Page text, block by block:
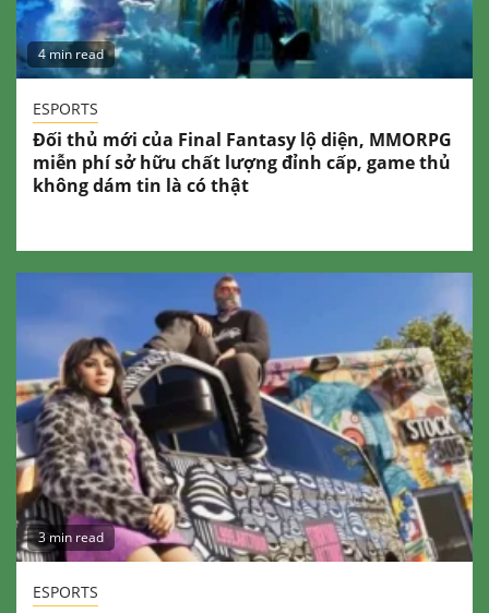
4 min read
ESPORTS
Đối thủ mới của Final Fantasy lộ diện, MMORPG
miễn phí sở hữu chất lượng đỉnh cấp, game thủ
không dám tin là có thật
3 min read
ESPORTS